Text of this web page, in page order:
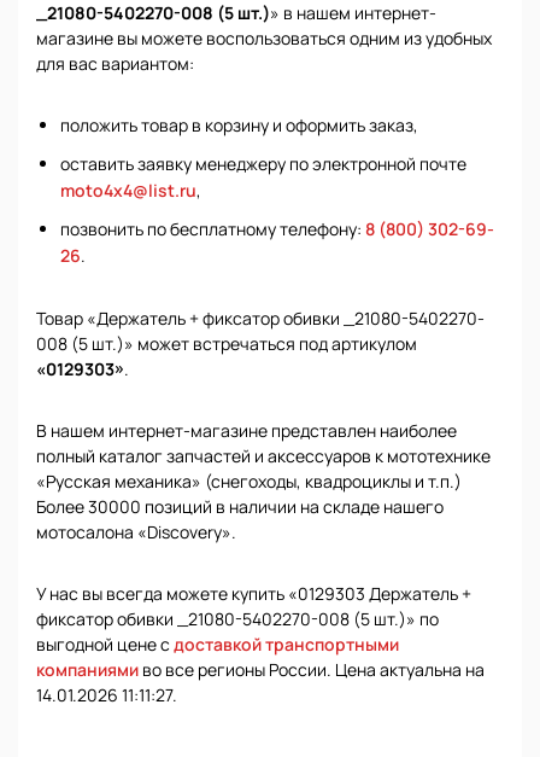
_21080-5402270-008 (5 шт.)» в нашем интернет-
магазине вы можете воспользоваться одним из удобных
для вас вариантом:
положить товар в корзину и оформить заказ,
оставить заявку менеджеру по электронной почте
moto4x4@list.ru,
позвонить по бесплатному телефону: 8 (800) 302-69-
26.
Товар «Держатель + фиксатор обивки _21080-5402270-
008 (5 шт.)» может встречаться под артикулом
«0129303».
В нашем интернет-магазине представлен наиболее
полный каталог запчастей и аксессуаров к мототехнике
«Русская механика» (снегоходы, квадроциклы и т.п.)
Более 30000 позиций в наличии на складе нашего
мотосалона «Discovery».
У нас вы всегда можете купить «0129303 Держатель +
фиксатор обивки _21080-5402270-008 (5 шт.)» по
выгодной цене с доставкой транспортными
компаниями во все регионы России. Цена актуальна на
14.01.2026 11:11:27.